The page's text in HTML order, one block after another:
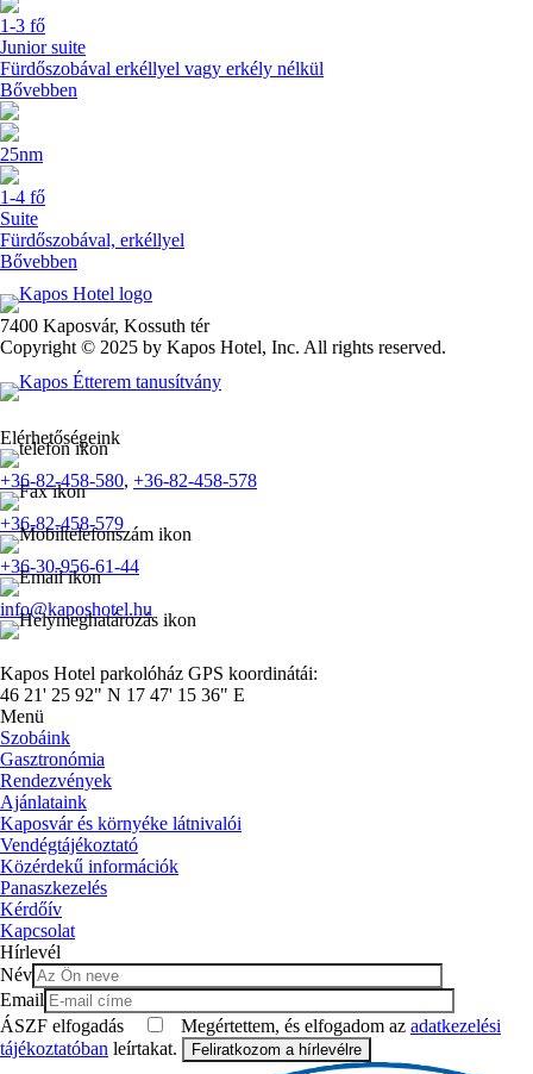
1-3 fő
Junior suite
Fürdőszobával erkéllyel vagy erkély nélkül
Bővebben
25nm
1-4 fő
Suite
Fürdőszobával, erkéllyel
Bővebben
7400 Kaposvár, Kossuth tér
Copyright © 2025 by Kapos Hotel, Inc. All rights reserved.
Elérhetőségeink
+36-82-458-580, +36-82-458-578
+36-82-458-579
+36-30-956-61-44
info@kaposhotel.hu
Kapos Hotel parkolóház GPS koordinátái:
46 21' 25 92" N 17 47' 15 36" E
Menü
Szobáink
Gasztronómia
Rendezvények
Ajánlataink
Kaposvár és környéke látnivalói
Vendégtájékoztató
Közérdekű információk
Panaszkezelés
Kérdőív
Kapcsolat
Hírlevél
Név
Email
ÁSZF elfogadás
Megértettem, és elfogadom az adatkezelési
tájékoztatóban leírtakat.